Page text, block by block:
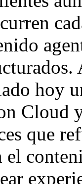
hoy
Cloud
que